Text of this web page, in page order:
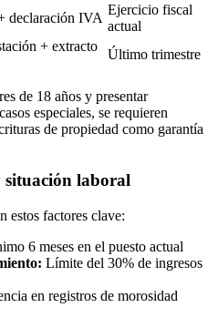
declaración IVA
Ejercicio fiscal
actual
+ extracto
Último trimestre
de 18 años y presentar
especiales, se requieren
de propiedad como garantía
situación laboral
estos factores clave:
6 meses en el puesto actual
Límite del 30% de ingresos
en registros de morosidad